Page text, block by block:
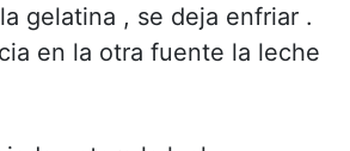
gelatina , se deja enfriar .
en la otra fuente la leche